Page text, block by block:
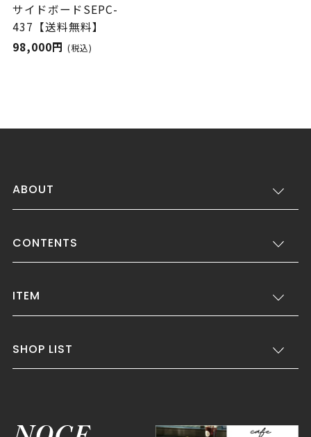
サイドボードSEPC-
437【送料無料】
98,000円 (税込)
ABOUT
CONTENTS
ITEM
SHOP LIST